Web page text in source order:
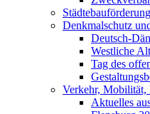
Städtebauförderung
Denkmalschutz
Deutsch-
Westliche
Tag des
Verkehr, Mobilität,
Aktuelles